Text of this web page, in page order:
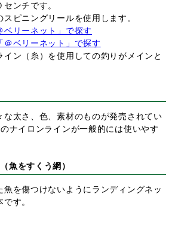
ンチです。
ピニングリールを使用します。
ベリーネット」で探す
＠ベリーネット」で探す
ン（糸）を使用しての釣りがメインと
な太さ、色、素材のものが発売されてい
ナイロンラインが一般的には使いやす
魚をすくう網）
魚を傷つけないようにランディングネッ
す。